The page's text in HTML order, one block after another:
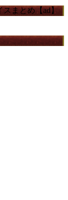
スまとめ【ad】